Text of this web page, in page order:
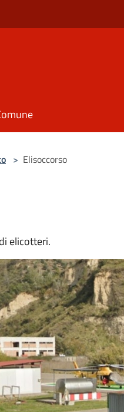
> Elisoccorso
elicotteri.